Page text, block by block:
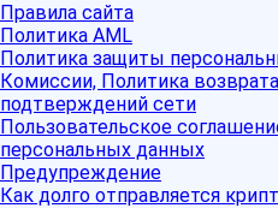
Правила сайта
Политика AML
Политика защиты
Комиссии, Политика
подтверждений сети
Пользовательское
персональных данных
Предупреждение
Как долго отправляется